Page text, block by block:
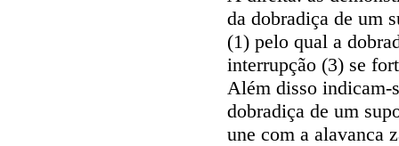
da dobradiça de um
(1) pelo qual a
interrupção (3) se
Além disso indicam-
dobradiça de um
une com a alavanca